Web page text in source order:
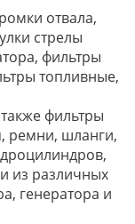
отвала,
стрелы
фильтры
топливные,
фильтры
ремни, шланги,
из различных
генератора и